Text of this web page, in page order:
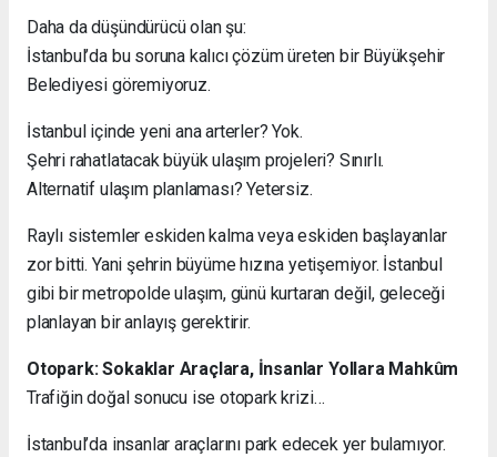
Daha da düşündürücü olan şu:
İstanbul’da bu soruna kalıcı çözüm üreten bir Büyükşehir
Belediyesi göremiyoruz.
İstanbul içinde yeni ana arterler? Yok.
Şehri rahatlatacak büyük ulaşım projeleri? Sınırlı.
Alternatif ulaşım planlaması? Yetersiz.
Raylı sistemler eskiden kalma veya eskiden başlayanlar
zor bitti. Yani şehrin büyüme hızına yetişemiyor. İstanbul
gibi bir metropolde ulaşım, günü kurtaran değil, geleceği
planlayan bir anlayış gerektirir.
Otopark: Sokaklar Araçlara, İnsanlar Yollara Mahkûm
Trafiğin doğal sonucu ise otopark krizi…
İstanbul’da insanlar araçlarını park edecek yer bulamıyor.